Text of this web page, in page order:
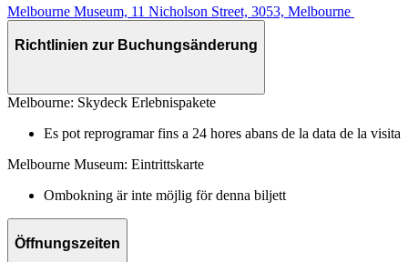
Melbourne Museum, 11 Nicholson Street, 3053, Melbourne
Richtlinien zur Buchungsänderung
Melbourne: Skydeck Erlebnispakete
Es pot reprogramar fins a 24 hores abans de la data de la visita
Melbourne Museum: Eintrittskarte
Ombokning är inte möjlig för denna biljett
Öffnungszeiten